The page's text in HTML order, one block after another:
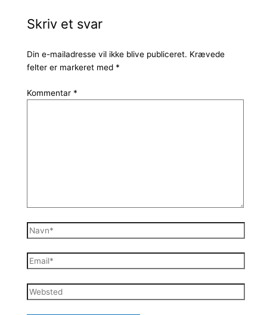
Skriv et svar
Din e-mailadresse vil ikke blive publiceret. Krævede
felter er markeret med *
Kommentar *
Navn*
Email*
Websted